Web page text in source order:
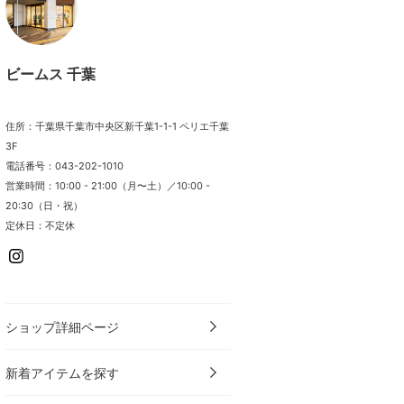
ビームス 千葉
住所：千葉県千葉市中央区新千葉1-1-1 ペリエ千葉
3F
電話番号：043-202-1010
営業時間：10:00 - 21:00（月〜土）／10:00 -
20:30（日・祝）
定休日：不定休
ショップ詳細ページ
新着アイテムを探す